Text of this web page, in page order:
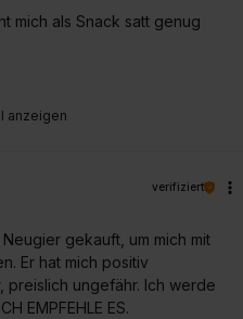
anzeigen
mich als Snack satt genug
verifiziert
gekauft, um mich mit
Er hat mich positiv
preislich ungefähr. Ich werde
EMPFEHLE ES.